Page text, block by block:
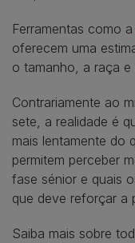
Ferramentas como a
oferecem uma
o tamanho, a raça e
Contrariamente ao
sete, a realidade é
mais lentamente do
permitem perceber
fase sénior e quais
que deve reforçar a
Saiba mais sobre